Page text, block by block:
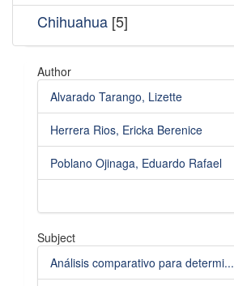
Chihuahua [5]
Author
Alvarado Tarango, Lizette
Herrera Rios, Ericka Berenice
Poblano Ojinaga, Eduardo Rafael
Subject
Análisis comparativo para determi...